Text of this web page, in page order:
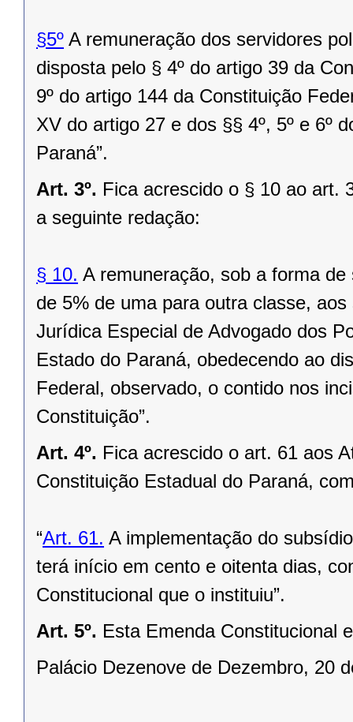
§5º A remuneração dos servidores
disposta pelo § 4º do artigo 39 da
9º do artigo 144 da Constituição
XV do artigo 27 e dos §§ 4º, 5º e 6º
Paraná”.
Art. 3º. Fica acrescido o § 10 ao art.
a seguinte redação:
§ 10. A remuneração, sob a forma
de 5% de uma para outra classe,
Jurídica Especial de Advogado dos
Estado do Paraná, obedecendo ao
Federal, observado, o contido nos
Constituição”.
Art. 4º. Fica acrescido o art. 61 aos
Constituição Estadual do Paraná,
“Art. 61. A implementação do
terá início em cento e oitenta dias,
Constitucional que o instituiu”.
Art. 5º. Esta Emenda Constitucional
Palácio Dezenove de Dezembro, 20